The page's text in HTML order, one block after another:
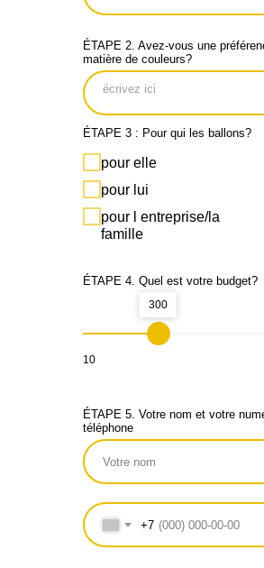
ÉTAPE 2. Avez-vous une
matière de couleurs?
ÉTAPE 3 : Pour qui les ballons?
pour elle
pour lui
pour l entreprise/la
famille
ÉTAPE 4. Quel est votre budget?
300
10
ÉTAPE 5. Votre nom et votre
téléphone
+7